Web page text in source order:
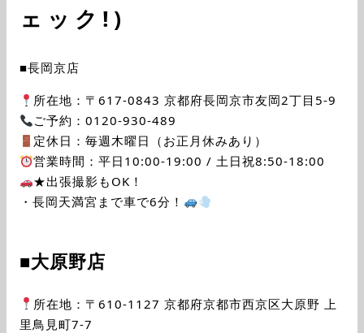
ェック!)
■長岡京店
所在地：〒617-0843 京都府長岡京市友岡2丁目5-9
ご予約：0120-930-489
定休日：毎週木曜日（お正月休みあり）
営業時間：平日10:00-19:00 / 土日祝8:50-18:00
★出張撮影もOK！
・長岡天満宮まで車で6分！
■大原野店
所在地：〒610-1127 京都府京都市西京区大原野 上
里鳥見町7-7